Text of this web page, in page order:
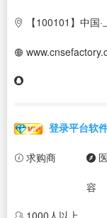
【100101】中国·
登录平台软
求购商
容
1000人以上